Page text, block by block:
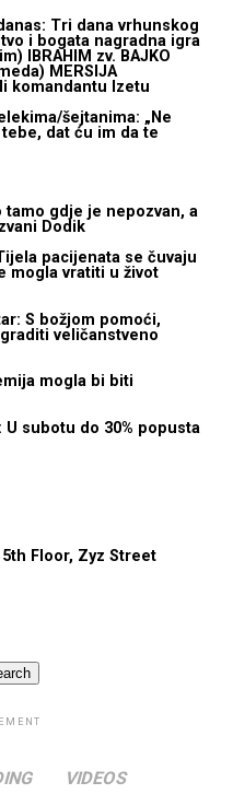
Tri dana vrhunskog
i bogata nagradna igra
IBRAHIM zv. BAJKO
MERSIJA
komandantu Izetu
šejtanima: „Ne
dat ću im da te
tamo gdje je nepozvan, a
Dodik
pacijenata se čuvaju
mogla vratiti u život
S božjom pomoći,
veličanstveno
mogla bi biti
U subotu do 30% popusta
Floor, Zyz Street
VIDEOS